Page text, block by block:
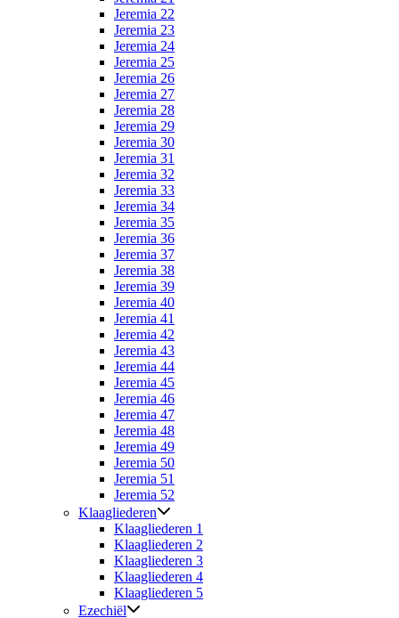
Jeremia 22
Jeremia 23
Jeremia 24
Jeremia 25
Jeremia 26
Jeremia 27
Jeremia 28
Jeremia 29
Jeremia 30
Jeremia 31
Jeremia 32
Jeremia 33
Jeremia 34
Jeremia 35
Jeremia 36
Jeremia 37
Jeremia 38
Jeremia 39
Jeremia 40
Jeremia 41
Jeremia 42
Jeremia 43
Jeremia 44
Jeremia 45
Jeremia 46
Jeremia 47
Jeremia 48
Jeremia 49
Jeremia 50
Jeremia 51
Jeremia 52
Klaagliederen
Klaagliederen 1
Klaagliederen 2
Klaagliederen 3
Klaagliederen 4
Klaagliederen 5
Ezechiël